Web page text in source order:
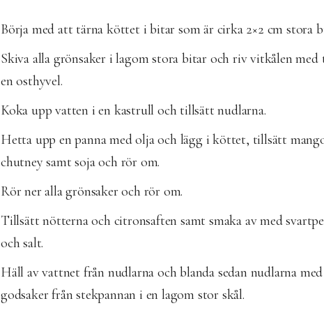
Börja med att tärna köttet i bitar som är cirka 2×2 cm stora
Skiva alla grönsaker i lagom stora bitar och riv vitkålen med
en osthyvel.
Koka upp vatten i en kastrull och tillsätt nudlarna.
Hetta upp en panna med olja och lägg i köttet, tillsätt
chutney samt soja och rör om.
Rör ner alla grönsaker och rör om.
Tillsätt nötterna och citronsaften samt smaka av med
och salt.
Häll av vattnet från nudlarna och blanda sedan nudlarna
godsaker från stekpannan i en lagom stor skål.